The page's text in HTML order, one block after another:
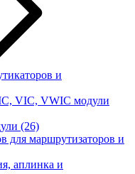
и
VIC, VWIC модули
(26)
для маршрутизаторов и
аплинка и